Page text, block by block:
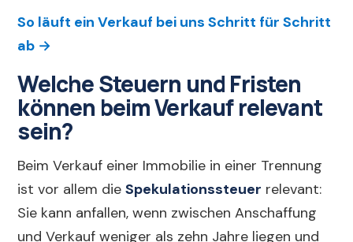
So läuft ein Verkauf bei uns Schritt für Schritt
ab →
Welche Steuern und Fristen
können beim Verkauf relevant
sein?
Beim Verkauf einer Immobilie in einer Trennung
ist vor allem dieSpekulationssteuer relevant:
Sie kann anfallen, wenn zwischen Anschaffung
und Verkauf weniger als zehn Jahre liegen und